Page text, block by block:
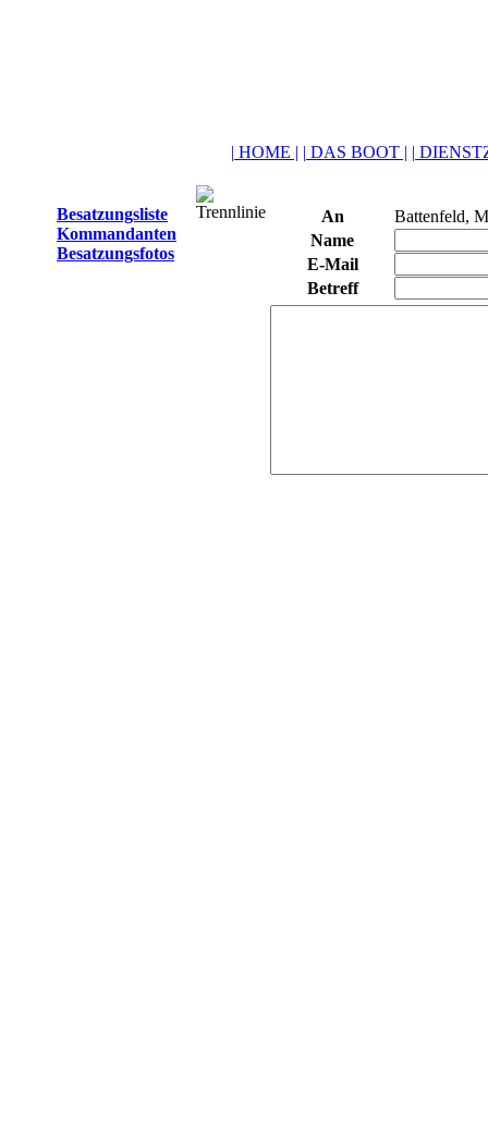
| HOME | | DAS BOOT | |
Besatzungsliste
Kommandanten
Besatzungsfotos
An
Battenfeld,
Name
E-Mail
Betreff